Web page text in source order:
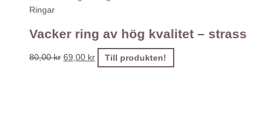
Ringar
Vacker ring av hög kvalitet – strass
80,00kr 69,00 kr Till produkten!